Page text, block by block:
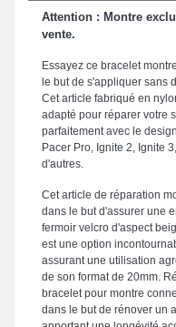
Attention : Montre
vente.
Essayez ce bracelet
le but de s'appliquer sans
Cet article fabriqué en
adapté pour réparer votre
parfaitement avec le
Pacer Pro, Ignite 2, Ignite
d'autres.
Cet article de réparation
dans le but d'assurer une
fermoir velcro d'aspect
est une option
assurant une utilisation
de son format de 20mm.
bracelet pour montre
dans le but de rénover un